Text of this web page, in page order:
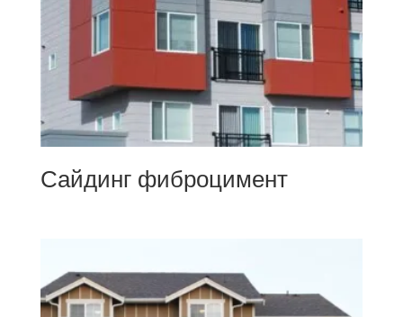
Сайдинг фиброцимент